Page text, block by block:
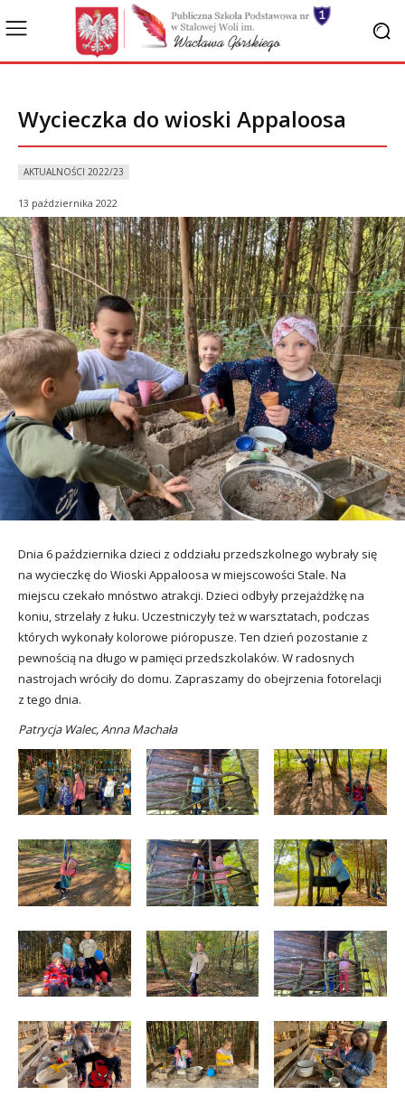
Wycieczka do wioski Appaloosa
AKTUALNOŚCI 2022/23
13 października 2022
Dnia 6 października dzieci z oddziału przedszkolnego wybrały się
na wycieczkę do Wioski Appaloosa w miejscowości Stale. Na
miejscu czekało mnóstwo atrakcji. Dzieci odbyły przejażdżkę na
koniu, strzelały z łuku. Uczestniczyły też w warsztatach, podczas
których wykonały kolorowe pióropusze. Ten dzień pozostanie z
pewnością na długo w pamięci przedszkolaków. W radosnych
nastrojach wróciły do domu. Zapraszamy do obejrzenia fotorelacji
z tego dnia.
Patrycja Walec, Anna Machała